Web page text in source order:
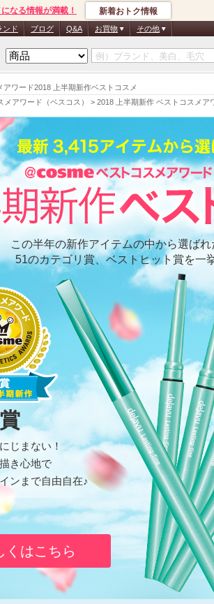
ワード2018 上半期新作ベストコスメ
メアワード（ベスコス） > 2018 上半期新作 ベストコスメア
なる情報が満載！ 新着おトク情報
ンド ブログ Q&A お買物 その他
この半年の新作アイテムの中から選ばれ
51のカテゴリ賞、ベストヒット賞を一
じまない！
き心地で
ンまで自由自在♪
くはこちら